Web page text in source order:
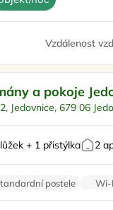
Vzdálenost
a pokoje
Jedovnice, 679 06
+ 1 přistýlka 2
postele Wi-